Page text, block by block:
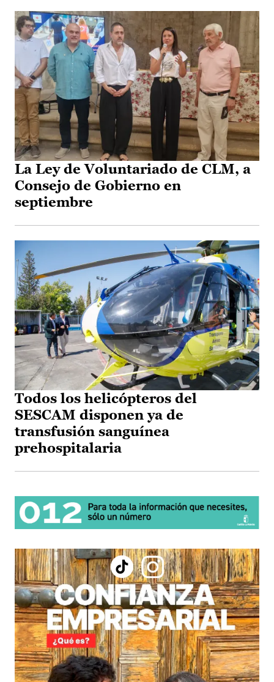
La Ley de Voluntariado de CLM, a
Consejo de Gobierno en
septiembre
Todos los helicópteros del
SESCAM disponen ya de
transfusión sanguínea
prehospitalaria